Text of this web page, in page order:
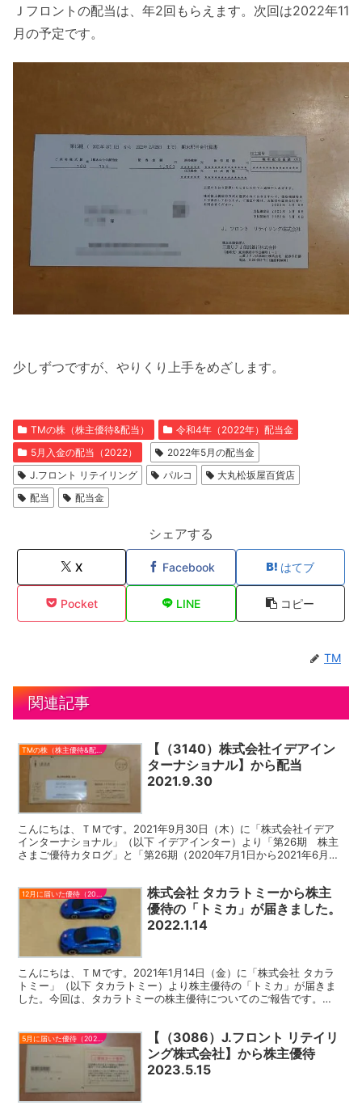
Ｊフロントの配当は、年2回もらえます。次回は2022年11
月の予定です。
少しずつですが、やりくり上手をめざします。
TMの株（株主優待&配当）
令和4年（2022年）配当金
5月入金の配当（2022）
2022年5月の配当金
J.フロント リテイリング
パルコ
大丸松坂屋百貨店
配当
配当金
シェアする
X Facebook はてブ
Pocket LINE コピー
TM
関連記事
【（3140）株式会社イデアイン
ターナショナル】から配当
2021.9.30
こんにちは、ＴＭです。2021年9月30日（木）に「株式会社イデア
インターナショナル」（以下 イデアインター）より「第26期 株主
さまご優待カタログ」と「第26期（2020年7月1日から2021年6月30
12月に届いた優待（2021）
株式会社 タカラトミーから株主
優待の「トミカ」が届きました。
2022.1.14
こんにちは、ＴＭです。2021年1月14日（金）に「株式会社 タカラ
トミー」（以下 タカラトミー）より株主優待の「トミカ」が届きま
した。今回は、タカラトミーの株主優待についてのご報告です。
【（3086）J.フロント リテイリ
ング株式会社】から株主優待
2023.5.15